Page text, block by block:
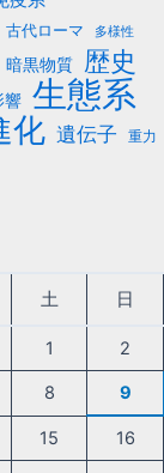
古代ローマ 多様性
暗黒物質 歴史
響 生態系
化 遺伝子 重力
土 日
1 2
8 9
15 16